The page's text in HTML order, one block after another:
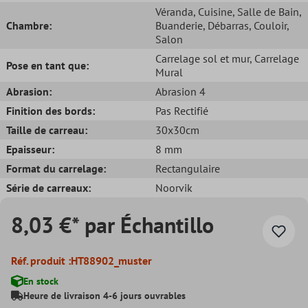
Chambre:
Véranda, Cuisine, Salle de Bain,
Buanderie, Débarras, Couloir,
Salon
Pose en tant que:
Carrelage sol et mur, Carrelage
Mural
Abrasion:
Abrasion 4
Finition des bords:
Pas Rectifié
Taille de carreau:
30x30cm
Epaisseur:
8 mm
Format du carrelage:
Rectangulaire
Série de carreaux:
Noorvik
8,03 €* par Échantillo
Réf. produit :HT88902_muster
En stock
Heure de livraison 4-6 jours ouvrables